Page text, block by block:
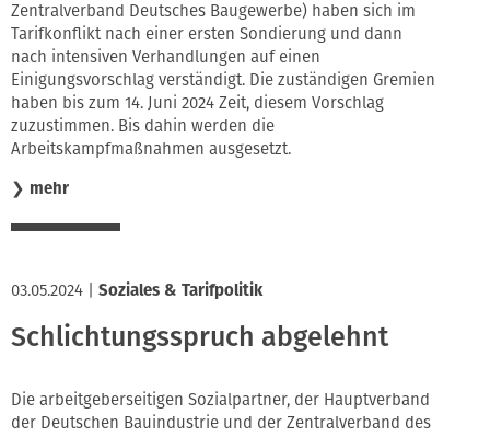
Zentralverband Deutsches Baugewerbe) haben sich im
Tarifkonflikt nach einer ersten Sondierung und dann
nach intensiven Verhandlungen auf einen
Einigungsvorschlag verständigt. Die zuständigen Gremien
haben bis zum 14. Juni 2024 Zeit, diesem Vorschlag
zuzustimmen. Bis dahin werden die
Arbeitskampfmaßnahmen ausgesetzt.
❯ mehr
03.05.2024 Soziales & Tarifpolitik
Schlichtungsspruch abgelehnt
Die arbeitgeberseitigen Sozialpartner, der Hauptverband
der Deutschen Bauindustrie und der Zentralverband des